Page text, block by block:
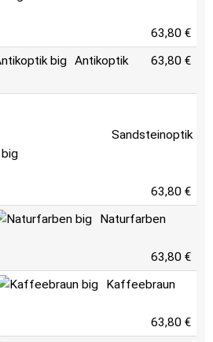
63,80 €
Antikoptik 63,80 €
Sandsteinoptik
63,80 €
Naturfarben
63,80 €
Kaffeebraun
63,80 €